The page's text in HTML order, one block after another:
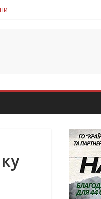
«на щиті»
Михайло Скоробогатий